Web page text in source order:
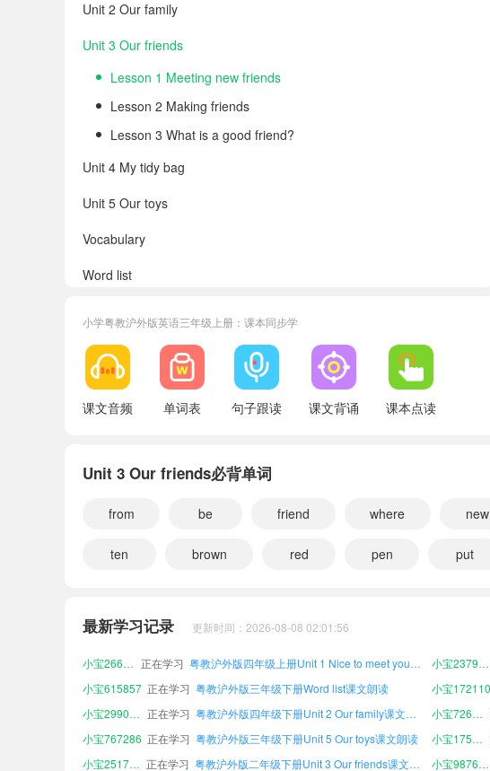
Unit 2 Our family
Unit 3 Our friends
Lesson 1 Meeting new friends
Lesson 2 Making friends
Lesson 3 What is a good friend?
Unit 4 My tidy bag
Unit 5 Our toys
Vocabulary
Word list
小学粤教沪外版英语三年级上册：课本同步学
课文音频 单词表 句子跟读 课文背诵 课本点读
Unit 3 Our friends必背单词
from be friend where new
ten brown red pen put
最新学习记录 更新时间：2026-08-08 02:01:56
正在学习
小宝266220 正在学习 粤教沪外版四年级上册Unit 1 Nice to meet you课文朗读 小宝237910
小宝615857 正在学习 粤教沪外版三年级下册Word list课文朗读 小宝172110
小宝299064 正在学习 粤教沪外版四年级下册Unit 2 Our family课文朗读 小宝726940
小宝767286 正在学习 粤教沪外版三年级下册Unit 5 Our toys课文朗读 小宝175183
小宝251794 正在学习 粤教沪外版二年级下册Unit 3 Our friends课文朗读 小宝987609